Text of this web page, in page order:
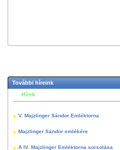
További híreink
Hírek
V. Majzlinger Sándor Emléktorna
Majzlinger Sándor emlékére
A IV. Majzlinger Emléktorna sorsolása